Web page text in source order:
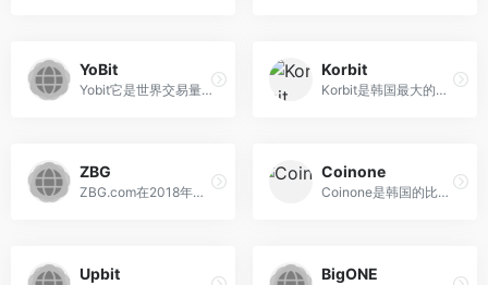
YoBit
Yobit它是世界交易量前五十的...
Korbit
Korbit是韩国最大的比特币国...
ZBG
ZBG.com在2018年成立于香港，...
Coinone
Coinone是韩国的比特币国际站...
Upbit BigONE